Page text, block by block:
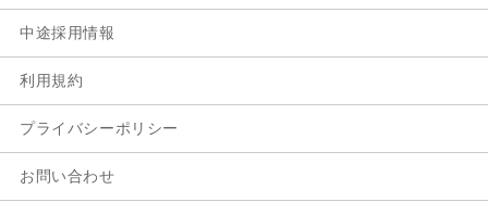
中途採用情報
利用規約
プライバシーポリシー
お問い合わせ